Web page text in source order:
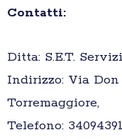
Contatti:
Ditta: S.E.T.
Indirizzo: Via Don
Torremaggiore,
Telefono: